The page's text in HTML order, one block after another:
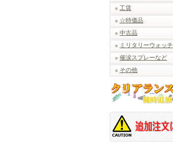
工賃
☆特価品
中古品
ミリタリーウォッチ
催涙スプレーなど
その他